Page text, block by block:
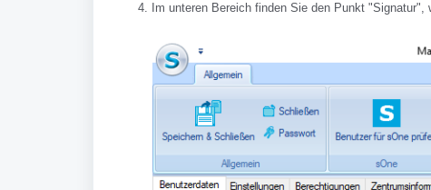
Im unteren Bereich finden Sie den Punkt